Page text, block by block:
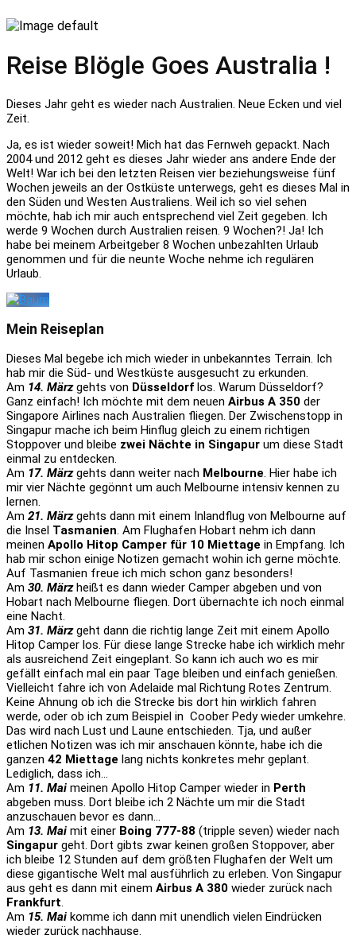
Reise Blögle Goes Australia !
Dieses Jahr geht es wieder nach Australien. Neue Ecken und viel
Zeit.
Ja, es ist wieder soweit! Mich hat das Fernweh gepackt. Nach
2004 und 2012 geht es dieses Jahr wieder ans andere Ende der
Welt! War ich bei den letzten Reisen vier beziehungsweise fünf
Wochen jeweils an der Ostküste unterwegs, geht es dieses Mal in
den Süden und Westen Australiens. Weil ich so viel sehen
möchte, hab ich mir auch entsprechend viel Zeit gegeben. Ich
werde 9 Wochen durch Australien reisen. 9 Wochen?! Ja! Ich
habe bei meinem Arbeitgeber 8 Wochen unbezahlten Urlaub
genommen und für die neunte Woche nehme ich regulären
Urlaub.
Mein Reiseplan
Dieses Mal begebe ich mich wieder in unbekanntes Terrain. Ich
hab mir die Süd- und Westküste ausgesucht zu erkunden.
Am 14. Märzgehts von Düsseldorf los. Warum Düsseldorf?
Ganz einfach! Ich möchte mit dem neuen Airbus A 350 der
Singapore Airlines nach Australien fliegen. Der Zwischenstopp in
Singapur mache ich beim Hinflug gleich zu einem richtigen
Stoppover und bleibe zwei Nächte in Singapur um diese Stadt
einmal zu entdecken.
Am 17. März gehts dann weiter nach Melbourne . Hier habe ich
mir vier Nächte gegönnt um auch Melbourne intensiv kennen zu
lernen.
Am 21. März gehts dann mit einem Inlandflug von Melbourne auf
die Insel Tasmanien . Am Flughafen Hobart nehm ich dann
meinen Apollo Hitop Camper für 10 Miettage in Empfang. Ich
hab mir schon einige Notizen gemacht wohin ich gerne möchte.
Auf Tasmanien freue ich mich schon ganz besonders!
Am 30. März heißt es dann wieder Camper abgeben und von
Hobart nach Melbourne fliegen. Dort übernachte ich noch einmal
eine Nacht.
Am 31. März geht dann die richtig lange Zeit mit einem Apollo
Hitop Camper los. Für diese lange Strecke habe ich wirklich mehr
als ausreichend Zeit eingeplant. So kann ich auch wo es mir
gefällt einfach mal ein paar Tage bleiben und einfach genießen.
Vielleicht fahre ich von Adelaide mal Richtung Rotes Zentrum.
Keine Ahnung ob ich die Strecke bis dort hin wirklich fahren
werde, oder ob ich zum Beispiel in Coober Pedy wieder umkehre.
Das wird nach Lust und Laune entschieden. Tja, und außer
etlichen Notizen was ich mir anschauen könnte, habe ich die
ganzen 42 Miettage lang nichts konkretes mehr geplant.
Lediglich, dass ich…
Am 11. Mai meinen Apollo Hitop Camper wieder in Perth
abgeben muss. Dort bleibe ich 2 Nächte um mir die Stadt
anzuschauen bevor es dann…
Am 13. Mai mit einer Boing 777-88 (tripple seven) wieder nach
Singapur geht. Dort gibts zwar keinen großen Stoppover, aber
ich bleibe 12 Stunden auf dem größten Flughafen der Welt um
diese gigantische Welt mal ausführlich zu erleben. Von Singapur
aus geht es dann mit einem Airbus A 380 wieder zurück nach
Frankfurt
Am 15. Mai komme ich dann mit unendlich vielen Eindrücken
wieder zurück nachhause.